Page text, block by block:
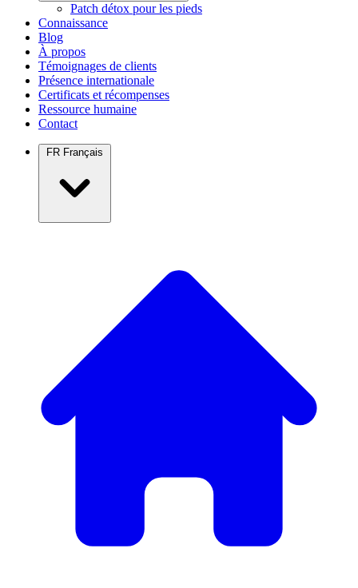
Patch détox pour les pieds
Connaissance
Blog
À propos
Témoignages de clients
Présence internationale
Certificats et récompenses
Ressource humaine
Contact
FR Français